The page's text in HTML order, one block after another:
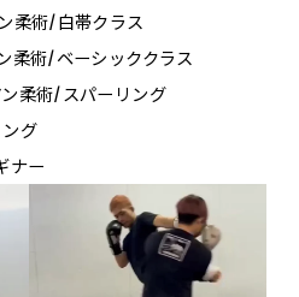
柔術/白帯クラス
柔術/ベーシッククラス
柔術/スパーリング
グ
ナー